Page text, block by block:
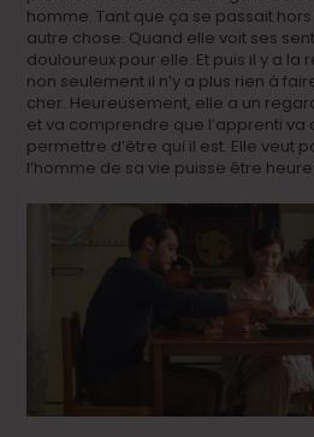
homme. Tant que ça se passait
autre chose. Quand elle voit ses
douloureux pour elle. Et puis il y a la
non seulement il n’y a plus rien à
cher. Heureusement, elle a un
et va comprendre que l’apprenti va
permettre d’être qui il est. Elle veut
l’homme de sa vie puisse être